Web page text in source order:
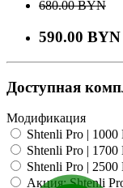
680.00 BYN
590.00 BYN
Доступная
Модификация
Shtenli Pro |
Shtenli Pro |
Shtenli Pro |
Акция: Shtenli